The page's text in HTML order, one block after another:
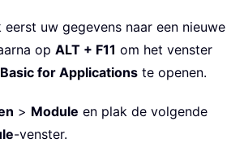
eerst uw gegevens naar een nieuwe
op ALT + F11 om het venster
for Applications te openen.
> Module en plak de volgende
-venster.